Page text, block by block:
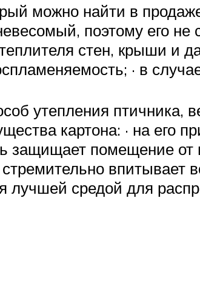
можно найти в
поэтому его не
стен, крыши и
· в
утепления птичника,
картона: · на его
защищает помещение
впитывает
лучшей средой для